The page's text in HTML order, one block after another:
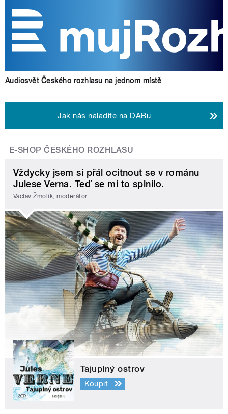
Audiosvět Českého rozhlasu na jednom místě
Jak nás naladíte na DABu
E-SHOP ČESKÉHO ROZHLASU
Vždycky jsem si přál ocitnout se v románu
Julese Verna. Teď se mi to splnilo.
Václav Žmolík, moderátor
Tajuplný ostrov
Koupit